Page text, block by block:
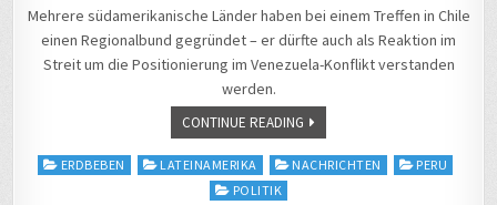
Mehrere südamerikanische Länder haben bei einem Treffen in Chile
einen Regionalbund gegründet – er dürfte auch als Reaktion im
Streit um die Positionierung im Venezuela-Konflikt verstanden
werden.
CONTINUE READING
PostedERDBEBEN LATEINAMERIKA NACHRICHTEN
PERU
POLITIK